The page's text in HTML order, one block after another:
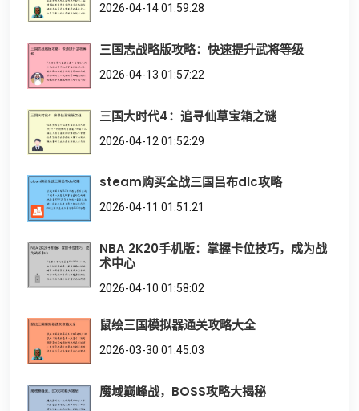
2026-04-14 01:59:28
三国志战略版攻略：快速提升武将等级
2026-04-13 01:57:22
三国大时代4：追寻仙草宝箱之谜
2026-04-12 01:52:29
steam购买全战三国吕布dlc攻略
2026-04-11 01:51:21
NBA 2K20手机版：掌握卡位技巧，成为战
术中心
2026-04-10 01:58:02
鼠绘三国模拟器通关攻略大全
2026-03-30 01:45:03
魔域巅峰战，BOSS攻略大揭秘